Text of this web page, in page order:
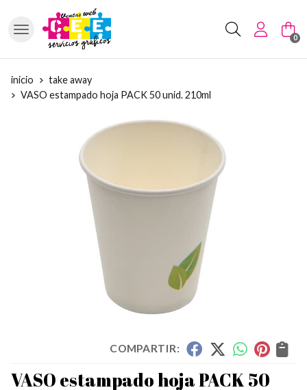
Buscar 0
inicio
take away
VASO estampado hoja PACK 50 unid. 210ml
COMPARTIR:
VASO estampado hoja PACK 50